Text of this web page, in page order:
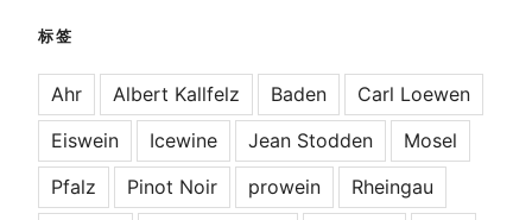
标签
Ahr Albert Kallfelz Baden
Carl Loewen
Eiswein
Icewine Jean Stodden
Mosel
Pfalz
Pinot Noir prowein
Rheingau